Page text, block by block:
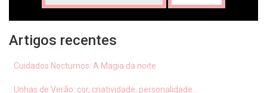
Artigos recentes
Cuidados Nocturnos: A Magia da noite
Unhas de Verão: cor, criatividade, personalidade…